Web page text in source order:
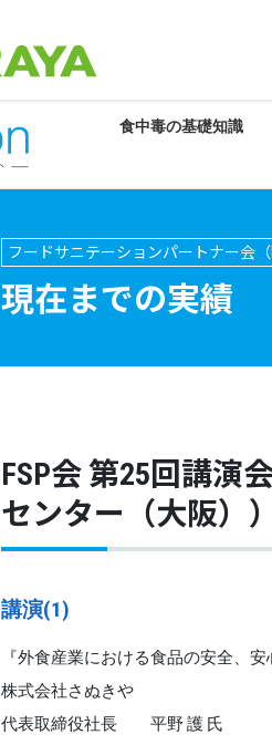
食中毒の基礎知識
フードサニテーションパートナー会（
現在までの実績
FSP会 第25回講
センター（大阪））
講演(1)
『外食産業における食品の安全、
株式会社さぬきや
代表取締役社長 平野 護 氏